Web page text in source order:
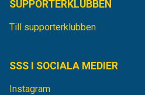
SUPPORTERKLUBBEN
Till supporterklubben
SSS I SOCIALA MEDIER
Instagram